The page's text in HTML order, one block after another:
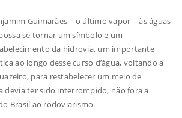
Guimarães – o último vapor – às águas
se tornar um símbolo e um
da hidrovia, um importante
ao longo desse curso d’água, voltando a
para restabelecer um meio de
devia ter sido interrompido, não fora a
Brasil ao rodoviarismo.